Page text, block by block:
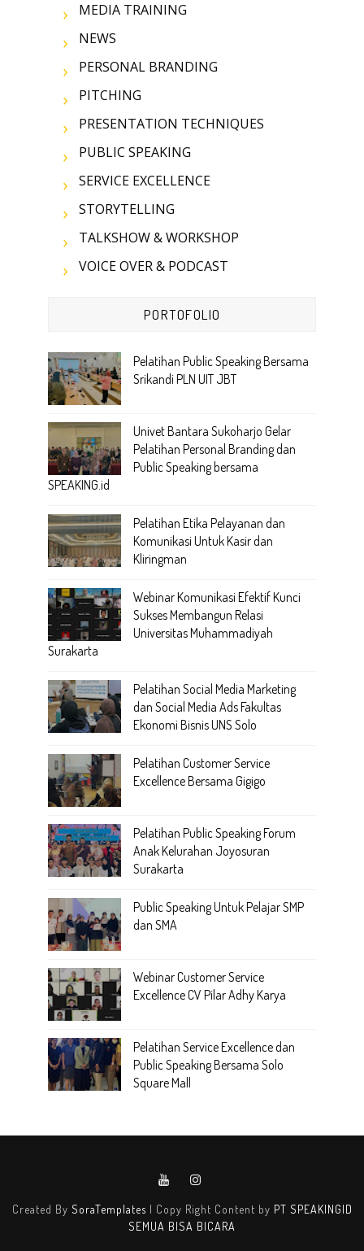
MEDIA TRAINING
NEWS
PERSONAL BRANDING
PITCHING
PRESENTATION TECHNIQUES
PUBLIC SPEAKING
SERVICE EXCELLENCE
STORYTELLING
TALKSHOW & WORKSHOP
VOICE OVER & PODCAST
PORTOFOLIO
Pelatihan Public Speaking Bersama
Srikandi PLN UIT JBT
Univet Bantara Sukoharjo Gelar
Pelatihan Personal Branding dan
Public Speaking bersama
SPEAKING.id
Pelatihan Etika Pelayanan dan
Komunikasi Untuk Kasir dan
Kliringman
Webinar Komunikasi Efektif Kunci
Sukses Membangun Relasi
Universitas Muhammadiyah
Surakarta
Pelatihan Social Media Marketing
dan Social Media Ads Fakultas
Ekonomi Bisnis UNS Solo
Pelatihan Customer Service
Excellence Bersama Gigigo
Pelatihan Public Speaking Forum
Anak Kelurahan Joyosuran
Surakarta
Public Speaking Untuk Pelajar SMP
dan SMA
Webinar Customer Service
Excellence CV Pilar Adhy Karya
Pelatihan Service Excellence dan
Public Speaking Bersama Solo
Square Mall
Created By SoraTemplates | Copy Right Content by PT SPEAKINGID
SEMUA BISA BICARA